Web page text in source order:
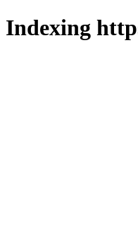
Indexing